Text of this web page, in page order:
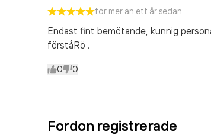
för mer än ett år sedan
Endast fint bemötande, kunnig
förståRö .
0 0
Fordon registrerade